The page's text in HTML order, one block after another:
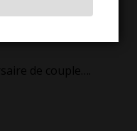
de couple….